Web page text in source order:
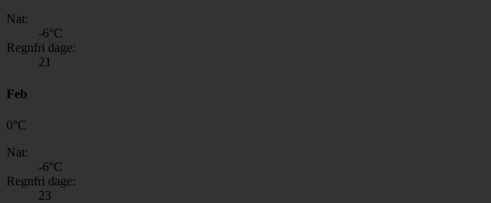
Nat:
-6°C
Regnfri dage:
21
Feb
0°C
Nat:
-6°C
Regnfri dage:
23